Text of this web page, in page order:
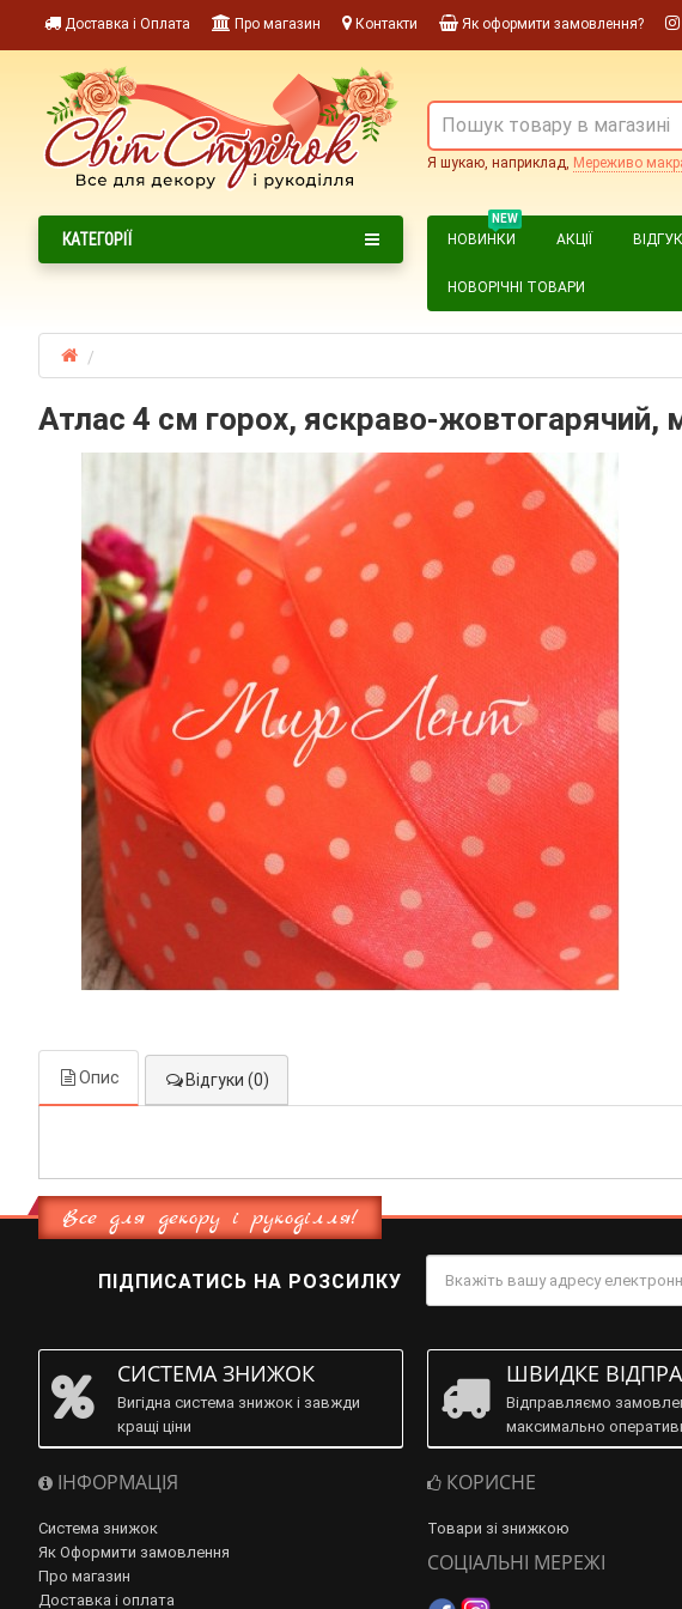
Доставка і Оплата Про магазин Контакти Як оформити замовлення?
Я шукаю, наприклад, Мереживо
NEW
НОВИНКИ АКЦІЇ
НОВОРІЧНІ ТОВАРИ
КАТЕГОРІЇ
Атлас 4 см горох, яскраво-жовтогарячий,
Опис Відгуки (0)
Все для декору і рукоділля!
ПІДПИСАТИСЬ НА РОЗСИЛКУ
СИСТЕМА ЗНИЖОК
Вигідна система знижок і завжди
кращі ціни
ШВИДКЕ
Відправляємо
максимально
ІНФОРМАЦІЯ
Система знижок
Як Оформити замовлення
Про магазин
Доставка і оплата
КОРИСНЕ
Товари зі знижкою
СОЦІАЛЬНІ МЕРЕЖІ